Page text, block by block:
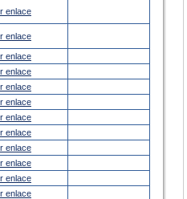
enlace
enlace
enlace
enlace
enlace
enlace
enlace
enlace
enlace
enlace
enlace
enlace